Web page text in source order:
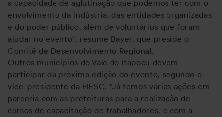
a capacidade de aglutinação que podemos ter com o
envolvimento da indústria, das entidades organizadas
e do poder público, além de voluntários que foram
ajudar no evento", resume Bayer, que preside o
Comitê de Desenvolvimento Regional.
Outros municípios do Vale do Itapocu devem
participar da próxima edição do evento, segundo o
vice-presidente da FIESC. "Já temos várias ações em
parceria com as prefeituras para a realização de
cursos de capacitação de trabalhadores, e com a